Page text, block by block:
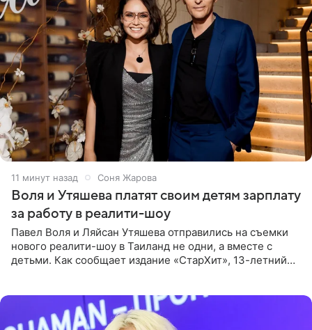
11 минут назад Соня Жарова
Воля и Утяшева платят своим детям зарплату
за работу в реалити-шоу
Павел Воля и Ляйсан Утяшева отправились на съемки
нового реалити-шоу в Таиланд не одни, а вместе с
детьми. Как сообщает издание «СтарХит», 13-летний